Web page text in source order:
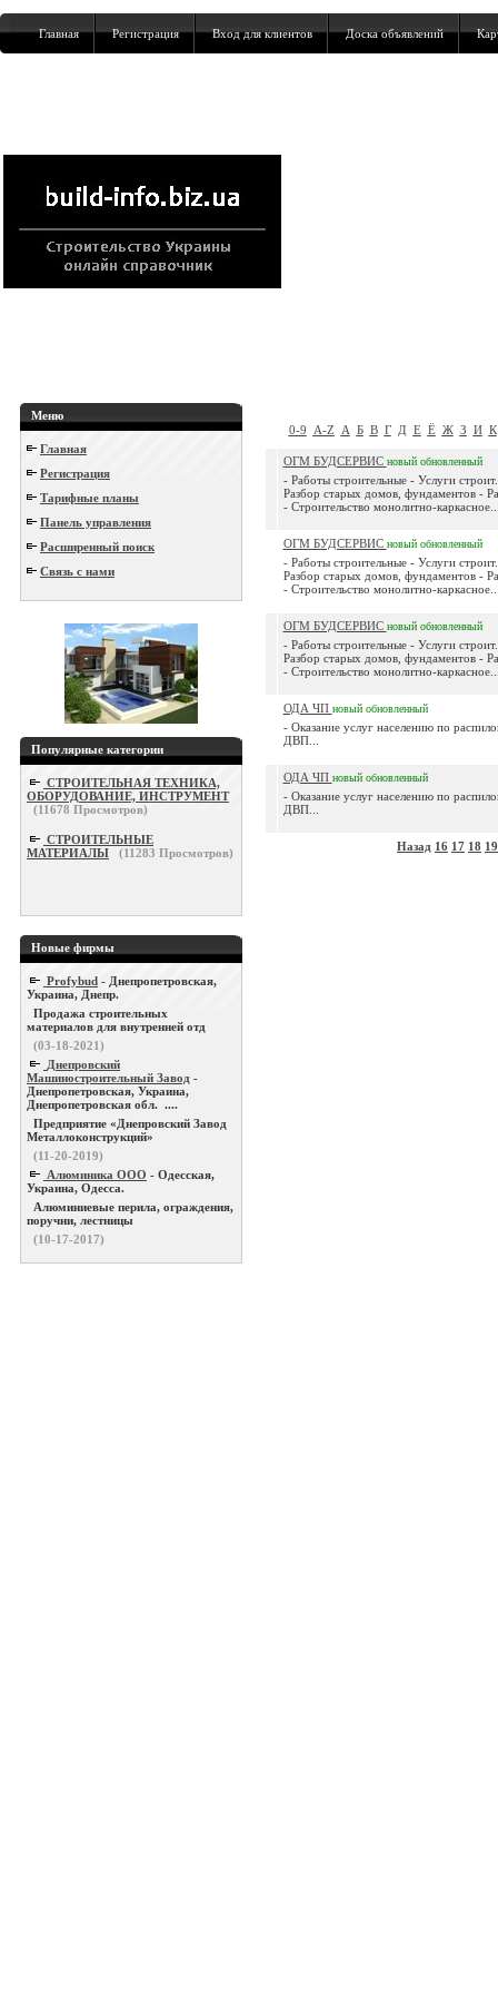
Главная Регистрация Вход для клиентов Доска объявлений
Меню
Главная
Регистрация
Тарифные планы
Панель управления
Расширенный поиск
Связь с нами
Популярные категории
СТРОИТЕЛЬНАЯ ТЕХНИКА,
ОБОРУДОВАНИЕ, ИНСТРУМЕНТ
(11678 Просмотров)
СТРОИТЕЛЬНЫЕ
МАТЕРИАЛЫ
(11283 Просмотров)
Новые фирмы
Profybud - Днепропетровская,
Украина, Днепр.
Продажа строительных
материалов для внутренней отд
(03-18-2021)
Днепровский
Машиностроительный Завод -
Днепропетровская, Украина,
Днепропетровская обл. ....
Предприятие «Днепровский Завод
Металлоконструкций»
(11-20-2019)
Алюминика ООО - Одесская,
Украина, Одесса.
Алюминиевые перила, ограждения,
поручни, лестницы
(10-17-2017)
0-9 A-Z А Б В Г Д Е Ё Ж З И К
ОГМ БУДСЕРВИС новый обновленный
- Работы строительные - Услуги
Разбор старых домов, фундаментов -
- Строительство монолитно-
ОГМ БУДСЕРВИС новый обновленный
- Работы строительные - Услуги
Разбор старых домов, фундаментов -
- Строительство монолитно-
ОГМ БУДСЕРВИС новый обновленный
- Работы строительные - Услуги
Разбор старых домов, фундаментов -
- Строительство монолитно-
ОДА ЧП новый обновленный
- Оказание услуг населению по
ДВП...
ОДА ЧП новый обновленный
- Оказание услуг населению по
ДВП...
Назад 16 17 18 19